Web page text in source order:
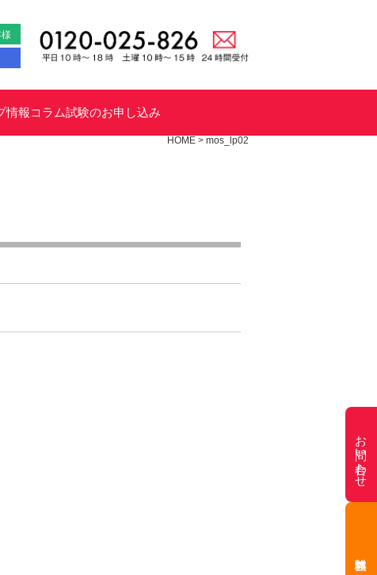
情報コラム試験のお申し込み
HOME > mos_lp02
お問い合わせ